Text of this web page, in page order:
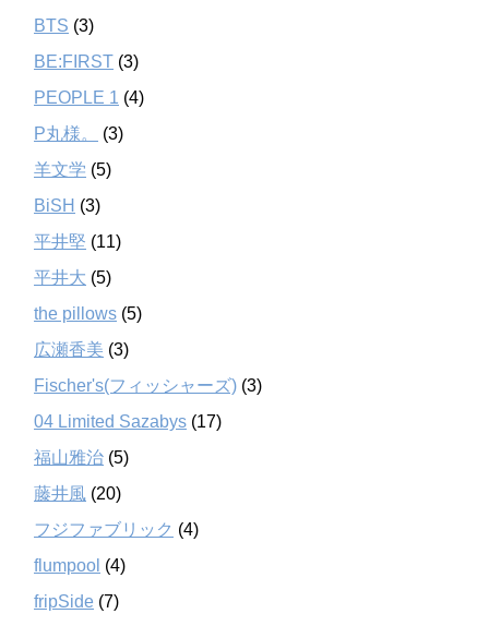
BTS (3)
BE:FIRST (3)
PEOPLE 1 (4)
P丸様。
(3)
羊文学 (5)
BiSH (3)
平井堅 (11)
平井大 (5)
the pillows (5)
広瀬香美 (3)
Fischer's(フィッシャーズ) (3)
04 Limited Sazabys (17)
福山雅治 (5)
藤井風 (20)
フジファブリック (4)
flumpool (4)
fripSide (7)